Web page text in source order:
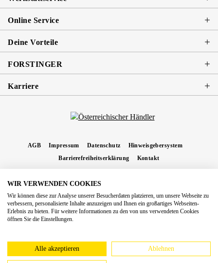
Online Service
Deine Vorteile
FORSTINGER
Karriere
AGB Impressum Datenschutz
Hinweisgebersystem
Barrierefreiheitserklärung
Kontakt
Nachnahmegebühren, wenn nicht anders angegeben.
Copyright 2026 Forstinger Österreich GmbH
Königstetter Straße 128 - 134/OG3, 3430 Tulln
europäschen Online-Streitbeilegungs-Plattform hinzuweisen: webgate.ec.europa.eu/odr
WIR VERWENDEN COOKIES
Wir können diese zur Analyse unserer Besucherdaten platzieren, um unsere Webseite zu
verbessern, personalisierte Inhalte anzuzeigen und Ihnen ein großartiges Webseiten-
Erlebnis zu bieten. Für weitere Informationen zu den von uns verwendeten Cookies
öffnen Sie die Einstellungen.
Alle akzeptieren Ablehnen